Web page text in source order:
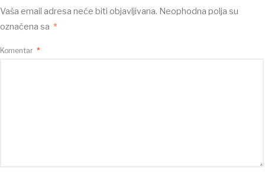
Vaša email adresa neće biti objavljivana. Neophodna polja su
označena sa *
Komentar *